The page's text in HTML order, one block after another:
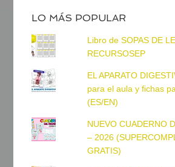
LO MÁS POPULAR
Libro de SOPAS DE
RECURSOSEP
EL APARATO
para el aula y fichas
(ES/EN)
NUEVO CUADERNO
– 2026
GRATIS)